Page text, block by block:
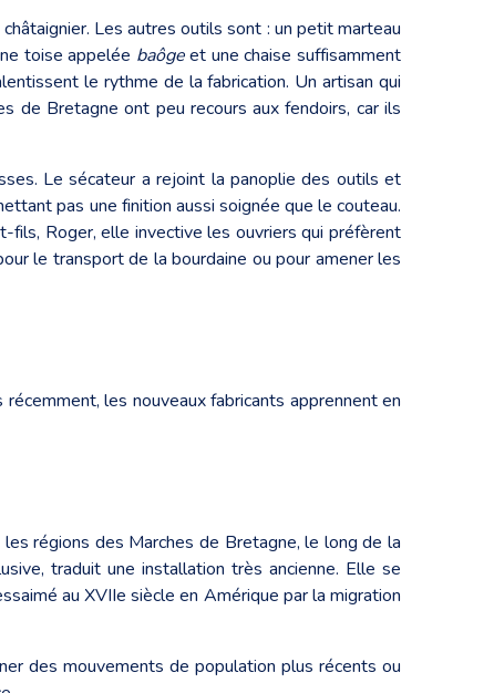
Les autres outils sont : un petit marteau
toise appelée baôgeet une chaise suffisamment
le rythme de la fabrication. Un artisan qui
de Bretagne ont peu recours aux fendoirs, car ils
Le sécateur a rejoint la panoplie des outils et
pas une finition aussi soignée que le couteau.
fils, Roger, elle invective les ouvriers qui préfèrent
le transport de la bourdaine ou pour amener les
les nouveaux fabricants apprennent en
régions des Marches de Bretagne, le long de la
traduit une installation très ancienne. Elle se
au XVIIe siècle en Amérique par la migration
des mouvements de population plus récents ou